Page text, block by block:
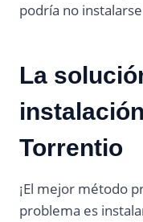
podría no
La
Torrentio
¡El mejor método
problema es